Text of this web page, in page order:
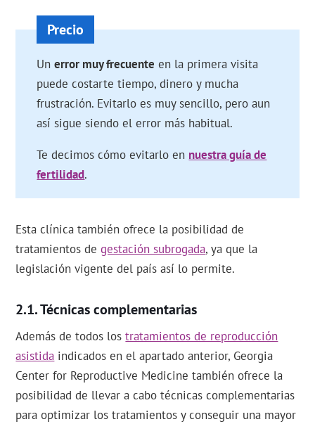
Unerror muy frecuente en la primera visita
puede costarte tiempo, dinero y mucha
frustración. Evitarlo es muy sencillo, pero aun
así sigue siendo el error más habitual.
Te decimos cómo evitarlo en nuestra guía de
fertilidad.
Esta clínica también ofrece la posibilidad de
tratamientos degestación subrogada, ya que la
legislación vigente del país así lo permite.
Técnicas complementarias
Además de todos lostratamientos de reproducción
asistida indicados en el apartado anterior, Georgia
Center for Reproductive Medicine también ofrece la
posibilidad de llevar a cabo técnicas complementarias
para optimizar los tratamientos y conseguir una mayor